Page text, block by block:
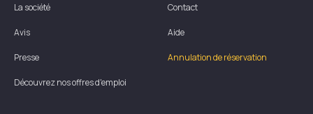
La société
Avis
Presse
Découvrez nos offres d'emploi
Contact
Aide
Annulation de réservation